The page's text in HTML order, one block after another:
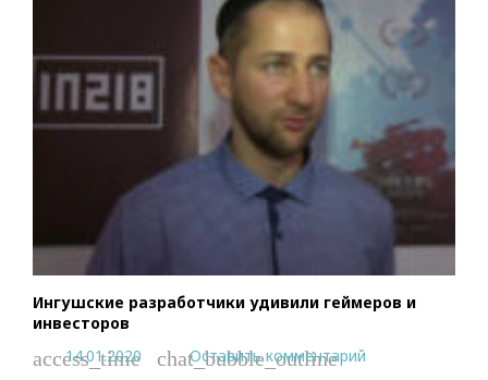
Ингушские разработчики удивили геймеров и
инвесторов
access_time
14.01.2020 chat_bubble_outline
Оставить комментарий